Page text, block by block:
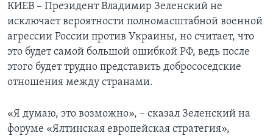
КИЕВ – Президент Владимир Зеленский не
исключает вероятности полномасштабной военной
агрессии России против Украины, но считает, что
это будет самой большой ошибкой РФ, ведь после
этого будет трудно представить добрососедские
отношения между странами.
«Я думаю, это возможно», – сказал Зеленский на
форуме «Ялтинская европейская стратегия»,